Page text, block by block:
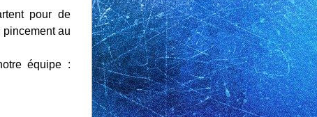
pour de
au